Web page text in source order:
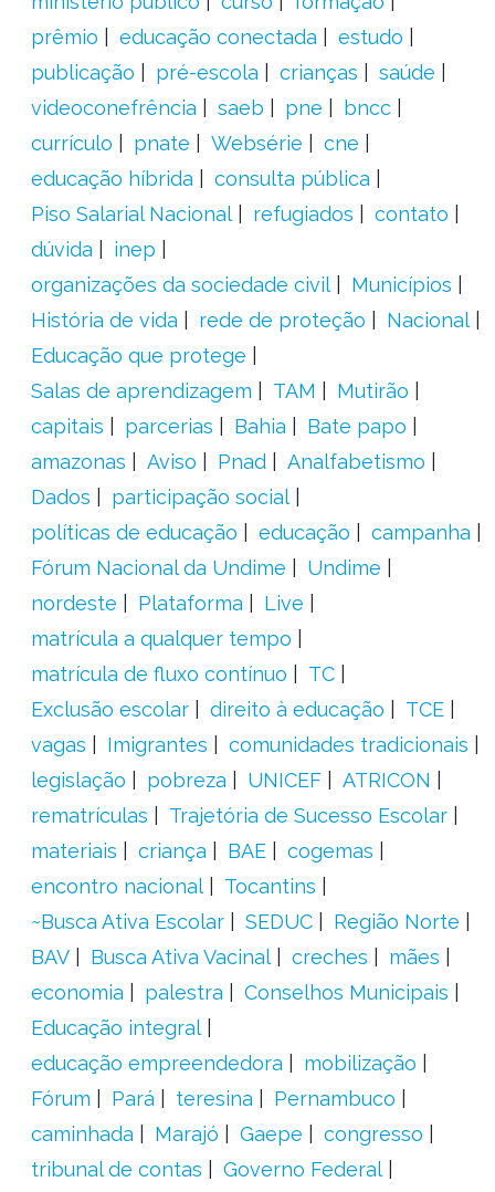
prêmio
educação conectada
estudo
publicação
pré-escola crianças
saúde
videoconefrência
saeb pne
bncc
currículo
pnate Websérie
cne
educação híbrida
consulta pública
Piso Salarial Nacional
refugiados
contato
dúvida
inep
organizações da sociedade civil
Municípios
História de vida
rede de proteção
Nacional
Educação que protege
Salas de aprendizagem
TAM
Mutirão
capitais
parcerias Bahia
Bate papo
amazonas
Aviso Pnad
Analfabetismo
Dados
participação social
políticas de educação
educação
campanha
Fórum Nacional da Undime
Undime
nordeste
Plataforma
Live
matrícula a qualquer tempo
matrícula de fluxo contínuo
TC
Exclusão escolar
direito à educação
TCE
vagas
Imigrantes
comunidades tradicionais
legislação
pobreza UNICEF
ATRICON
rematrículas
Trajetória de Sucesso Escolar
materiais
criança BAE
cogemas
encontro nacional
Tocantins
~Busca Ativa Escolar
SEDUC
Região Norte
BAV
Busca Ativa Vacinal creches
mães
economia
palestra
Conselhos Municipais
Educação integral
educação empreendedora
mobilização
Fórum
Pará teresina
Pernambuco
caminhada
Marajó Gaepe
congresso
tribunal de contas
Governo Federal